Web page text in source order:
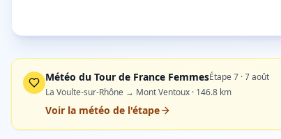
Météo du Tour de France FemmesÉtape7 ·7 août
La Voulte-sur-Rhône → Mont Ventoux · 146.8 km
Voir la météo de l'étape